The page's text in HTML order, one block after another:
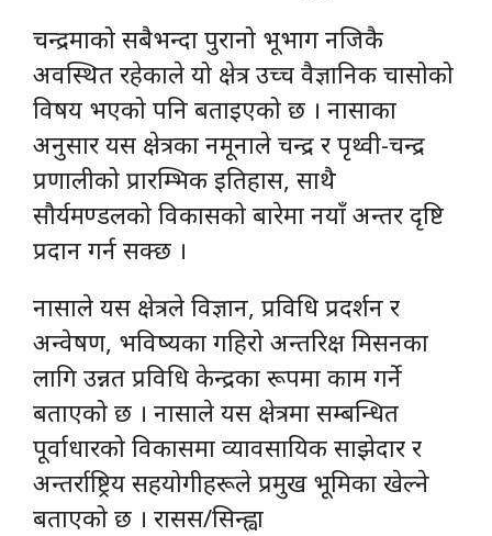
चन्द्रमाको सबैभन्दा पुरानो भूभाग नजिकै
अवस्थित रहेकाले यो क्षेत्र उच्च वैज्ञानिक चासोको
विषय भएको पनि बताइएको छ । नासाका
अनुसार यस क्षेत्रका नमूनाले चन्द्र र पृथ्वी-चन्द्र
प्रणालीको प्रारम्भिक इतिहास, साथै
सौर्यमण्डलको विकासको बारेमा नयाँ अन्तर दृष्टि
प्रदान गर्न सक्छ ।
नासाले यस क्षेत्रले विज्ञान, प्रविधि प्रदर्शन र
अन्वेषण, भविष्यका गहिरो अन्तरिक्ष मिसनका
लागि उन्नत प्रविधि केन्द्रका रूपमा काम गर्ने
बताएको छ । नासाले यस क्षेत्रमा सम्बन्धित
पूर्वाधारको विकासमा व्यावसायिक साझेदार र
अन्तर्राष्ट्रिय सहयोगीहरूले प्रमुख भूमिका खेल्ने
बताएको छ । रासस/सिन्ह्वा